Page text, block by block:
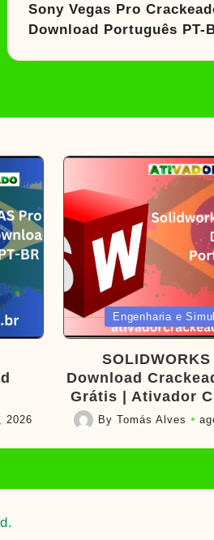
Sony Vegas Pro
Download Português PT-
2026
Posted
in
Engenharia e
SOLIDWORKS
Download
Grátis | Ativador
Posted
by
By Tomás Alves